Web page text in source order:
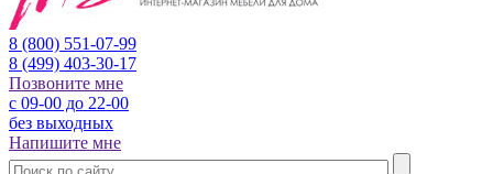
8 (800) 551-07-99
8 (499) 403-30-17
Позвоните мне
с 09-00 до 22-00
без выходных
Напишите мне